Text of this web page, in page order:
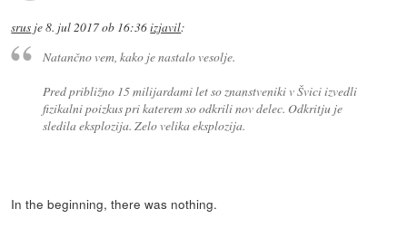
srus je8. jul 2017 ob 16:36izjavil:
Natančno vem, kako je nastalo vesolje.
Pred približno 15 milijardami let so znanstveniki v Švici izvedli
fizikalni poizkus pri katerem so odkrili nov delec. Odkritju je
sledila eksplozija. Zelo velika eksplozija.
In the beginning, there was nothing.